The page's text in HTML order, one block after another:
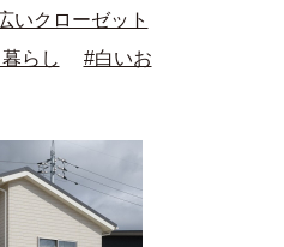
いクローゼット
らし
#白いお